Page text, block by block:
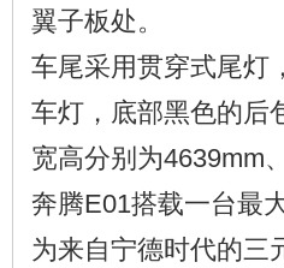
翼子板处。
车尾采用贯穿式尾灯
车灯，底部黑色的后
宽高分别为4639mm
奔腾E01搭载一台最
为来自宁德时代的三